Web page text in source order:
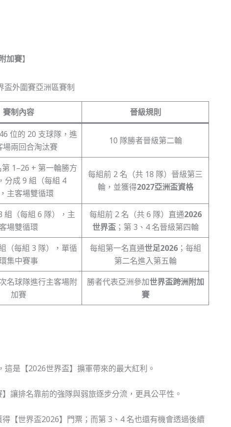
加賽】
賽制內容 晉級規則
位的 20 支球隊，進
場兩回合淘汰賽
10 隊勝者晉級第二輪
1–26 + 第一輪勝方
分成 9 組（每組 4
主客場雙循環
每組前 2 名（共 18 隊）晉級第三
輪，並獲得2027亞洲盃資格
組（每組 6 隊），主
客場雙循環
每組前 2 名（共 6 隊）直通2026
世界盃；第 3、4 名晉級第四輪
（每組 3 隊），單循
集中賽事
每組第一名直通世足2026；每組
第二名進入第五輪
名球隊進行主客場附
加賽
勝者代表亞洲參加世界盃跨洲附加
賽
，這是【2026世界盃】擴軍帶來的最大紅利。
讓排名靠前的強隊與弱旅逐步分流，更具公平性。
【世界盃2026】門票；而第 3、4 名也還有機會透過後續